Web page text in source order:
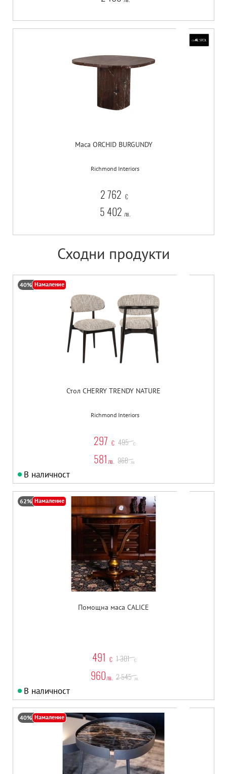
Маса ORCHID BURGUNDY
Richmond Interiors
2 762 €
5 402 лв.
Сходни продукти
40% Намаление
Стол CHERRY TRENDY NATURE
Richmond Interiors
297 € 495 €
581 лв. 968 лв.
В наличност
62% Намаление
Помощна маса CALICE
491 € 1 301 €
960лв. 2 545 лв.
В наличност
40% Намаление